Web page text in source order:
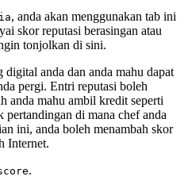
, anda akan menggunakan tab ini
skor reputasi berasingan atau
tonjolkan di sini.
digital anda dan anda mahu dapat
pergi. Entri reputasi boleh
anda mahu ambil kredit seperti
di mana chef anda
ini, anda boleh menambah skor
Internet.
.